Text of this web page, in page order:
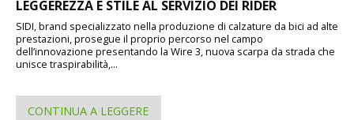
LEGGEREZZA E STILE AL SERVIZIO DEI RIDER
SIDI, brand specializzato nella produzione di calzature da bici ad alte
prestazioni, prosegue il proprio percorso nel campo
dell’innovazione presentando la Wire 3, nuova scarpa da strada che
unisce traspirabilità,...
CONTINUA A LEGGERE